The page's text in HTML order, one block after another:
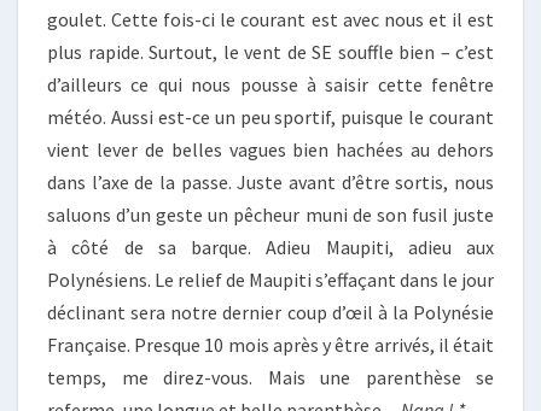
goulet. Cette fois-ci le courant est avec nous et il est
plus rapide. Surtout, le vent de SE souffle bien – c’est
d’ailleurs ce qui nous pousse à saisir cette fenêtre
météo. Aussi est-ce un peu sportif, puisque le courant
vient lever de belles vagues bien hachées au dehors
dans l’axe de la passe. Juste avant d’être sortis, nous
saluons d’un geste un pêcheur muni de son fusil juste
à côté de sa barque. Adieu Maupiti, adieu aux
Polynésiens. Le relief de Maupiti s’effaçant dans le jour
déclinant sera notre dernier coup d’œil à la Polynésie
Française. Presque 10 mois après y être arrivés, il était
temps, me direz-vous. Mais une parenthèse se